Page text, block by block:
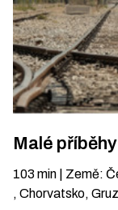
Malé
103 min Země:
, Chorvatsko,